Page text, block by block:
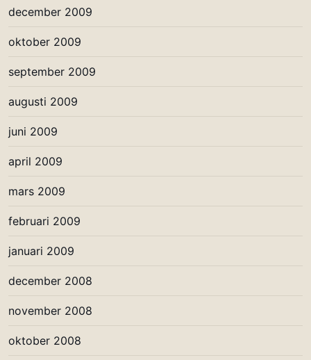
december 2009
oktober 2009
september 2009
augusti 2009
juni 2009
april 2009
mars 2009
februari 2009
januari 2009
december 2008
november 2008
oktober 2008